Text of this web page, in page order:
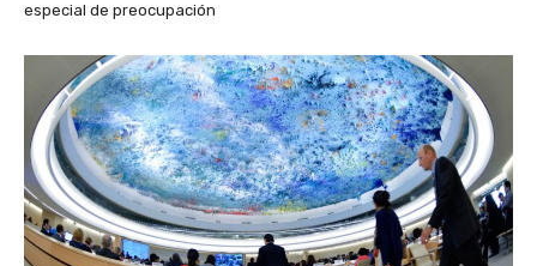
especial de preocupación